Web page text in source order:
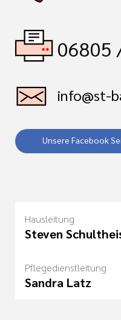
06805
info@st-
Unsere Facebook
Hausleitung
Steven
Pflegedienstleitung
Sandra Latz